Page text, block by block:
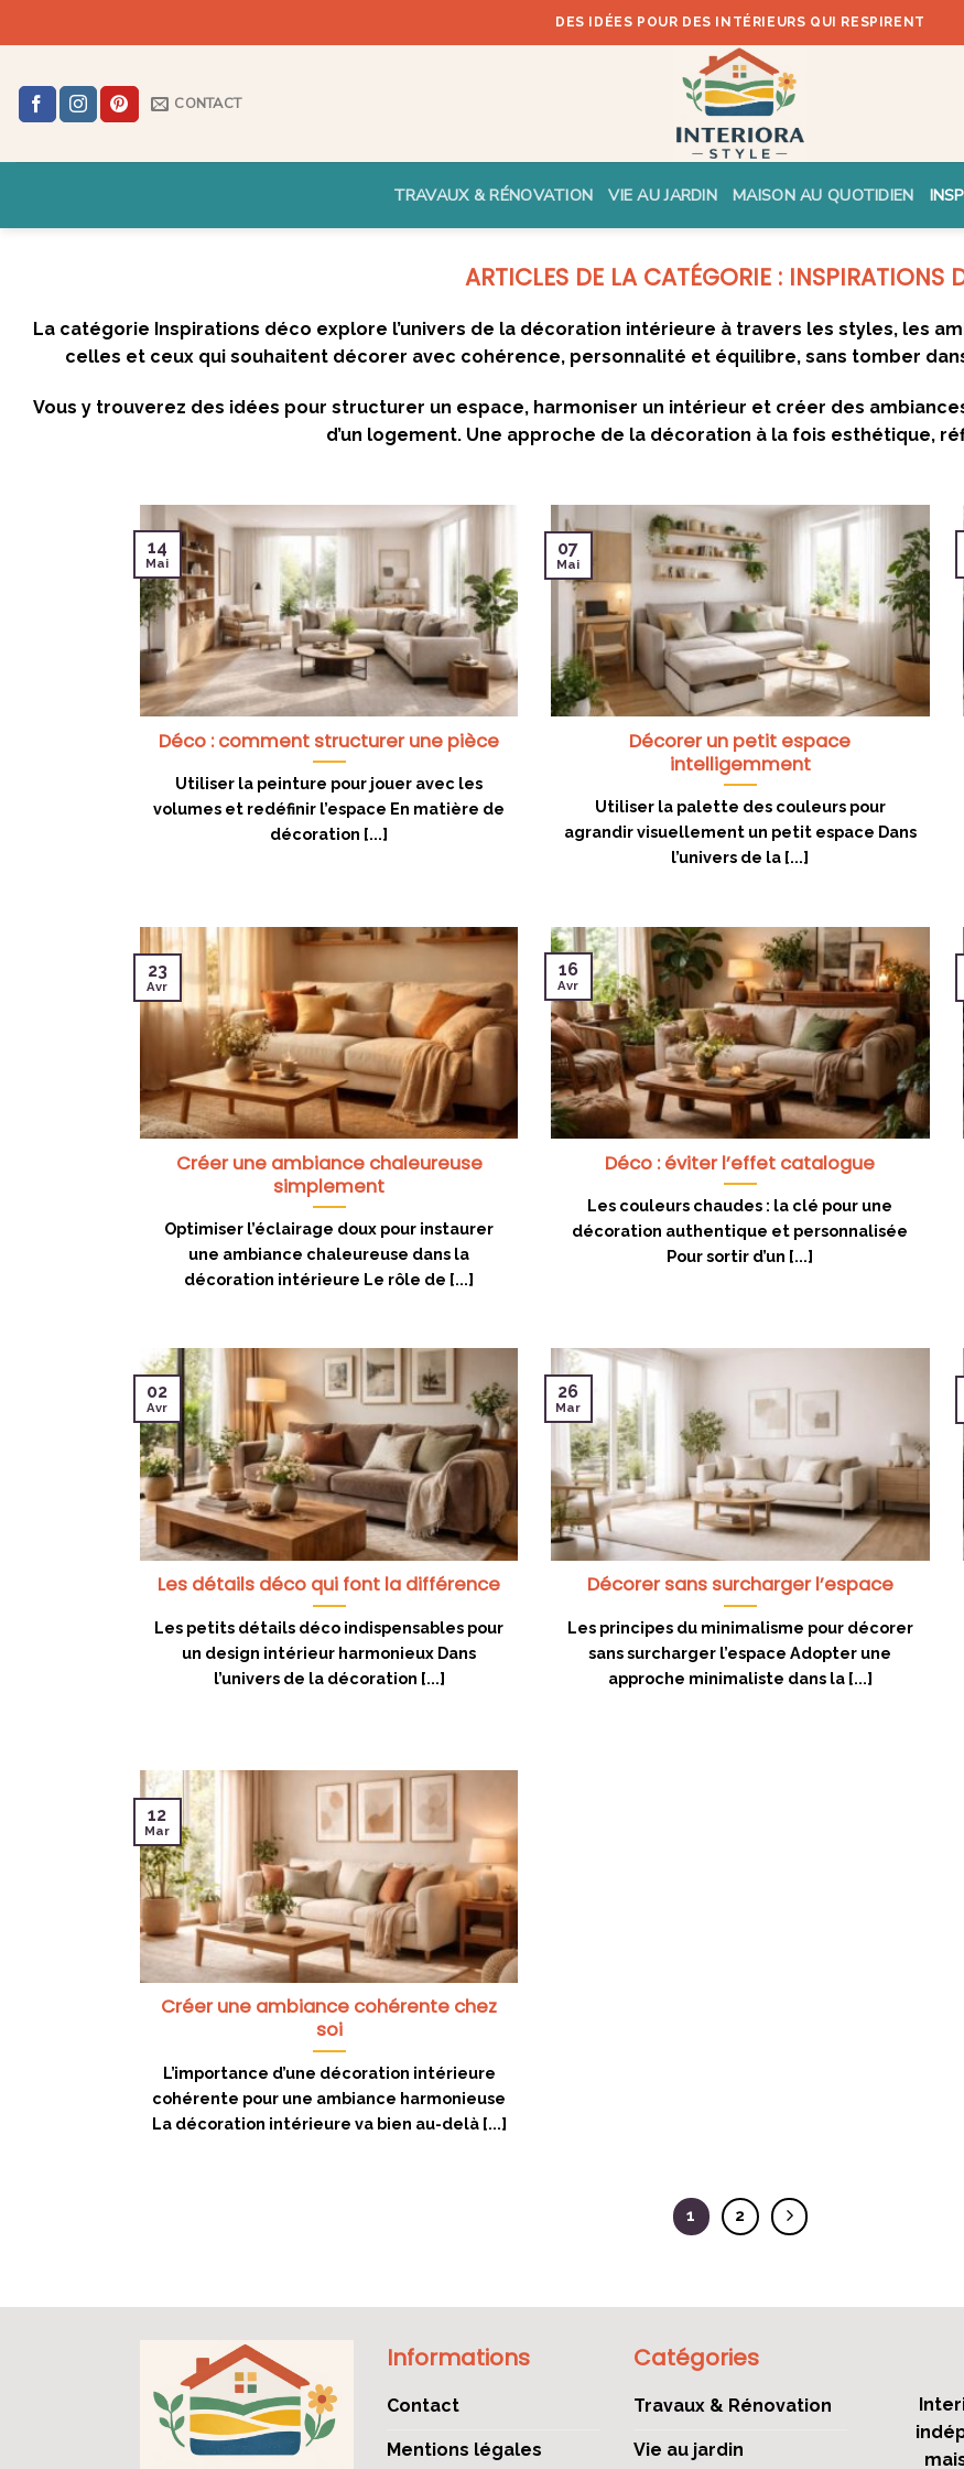
to
DES IDÉES POUR DES INTÉRIEURS QUI RESPIRENT
CONTACT
TRAVAUX & RÉNOVATION VIE AU JARDIN MAISON AU QUOTIDIEN
INSPIRATIONS
La catégorie Inspirations déco explore l’univers de la décoration intérieure à travers les styles, les
celles et ceux qui souhaitent décorer avec cohérence, personnalité et équilibre, sans tomber
Vous y trouverez des idées pour structurer un espace, harmoniser un intérieur et créer des
d’un logement. Une approche de la décoration à la fois esthétique,
Déco : comment structurer une pièce
Utiliser la peinture pour jouer avec les
volumes et redéfinir l’espace En matière de
décoration [...]
14
Mai
Décorer un petit espace
intelligemment
Utiliser la palette des couleurs pour
agrandir visuellement un petit espace Dans
l’univers de la [...]
07
Mai
Créer une ambiance chaleureuse
simplement
Optimiser l’éclairage doux pour instaurer
une ambiance chaleureuse dans la
décoration intérieure Le rôle de [...]
23
Avr
Déco : éviter l’effet catalogue
Les couleurs chaudes : la clé pour une
décoration authentique et personnalisée
Pour sortir d’un [...]
16
Avr
Les détails déco qui font la différence
Les petits détails déco indispensables pour
un design intérieur harmonieux Dans
l’univers de la décoration [...]
02
Avr
Décorer sans surcharger l’espace
Les principes du minimalisme pour décorer
sans surcharger l’espace Adopter une
approche minimaliste dans la [...]
26
Mar
Créer une ambiance cohérente chez
soi
L’importance d’une décoration intérieure
cohérente pour une ambiance harmonieuse
La décoration intérieure va bien au-delà [...]
12
Mar
1 2
Informations
Contact
Mentions légales
Catégories
Travaux & Rénovation
Vie au jardin